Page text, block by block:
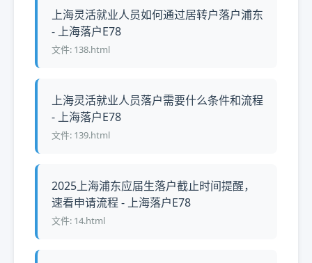
上海灵活就业人员如何通过居转户落户浦东
- 上海落户E78
文件: 138.html
上海灵活就业人员落户需要什么条件和流程
- 上海落户E78
文件: 139.html
2025上海浦东应届生落户截止时间提醒，
速看申请流程 - 上海落户E78
文件: 14.html